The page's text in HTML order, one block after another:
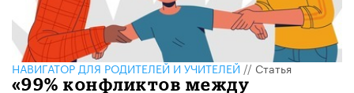
НАВИГАТОР ДЛЯ РОДИТЕЛЕЙ И УЧИТЕЛЕЙ//Статья
«99% конфликтов между